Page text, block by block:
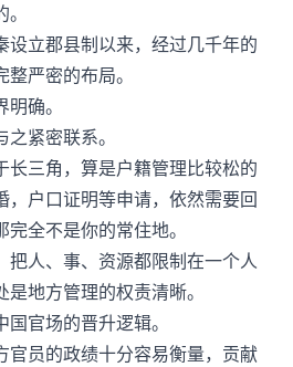
设立郡县制以来，经过几千年的
严密的布局。
确。
紧密联系。
长三角，算是户籍管理比较松的
，户口证明等申请，依然需要回
全不是你的常住地。
把人、事、资源都限制在一个人
地方管理的权责清晰。
官场的晋升逻辑。
官员的政绩十分容易衡量，贡献